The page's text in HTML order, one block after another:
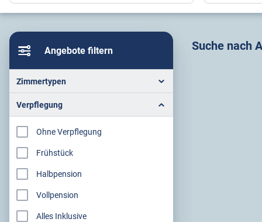
Angebote filtern
Zimmertypen
Verpflegung
Ohne Verpflegung
Frühstück
Halbpension
Vollpension
Alles Inklusive
Suche nach